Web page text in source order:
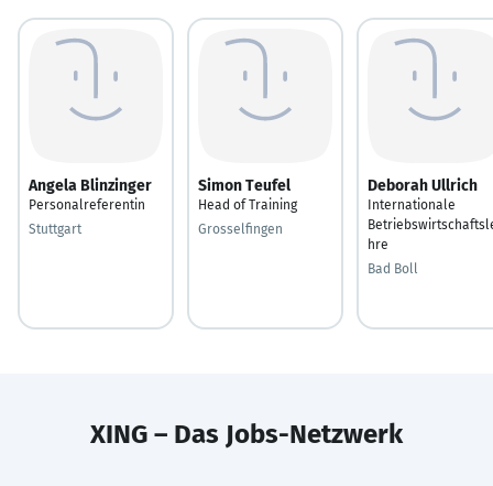
Angela Blinzinger
Personalreferentin
Stuttgart
Simon Teufel
Head of Training
Grosselfingen
Deborah Ullrich
Internationale
hre
Bad Boll
XING – Das Jobs-Netzwerk